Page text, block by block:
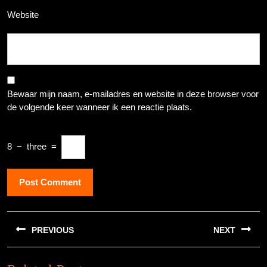
Website
Bewaar mijn naam, e-mailadres en website in deze browser voor
de volgende keer wanneer ik een reactie plaats.
8 − three =
Berichtnavigatie
PREVIOUS NEXT